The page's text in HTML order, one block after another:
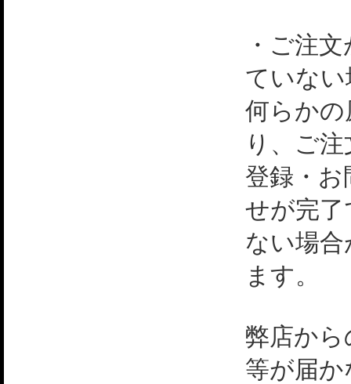
・ご注
ていない
何らか
り、ご
登録・
せが完
ない場
ます。
弊店か
等が届